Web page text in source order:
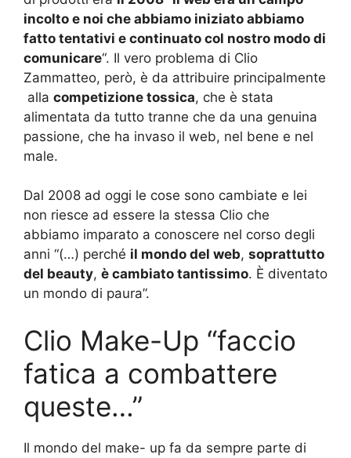
incolto e noi che abbiamo iniziato abbiamo
fatto tentativi e continuato col nostro modo di
comunicare“. Il vero problema di Clio
Zammatteo, però, è da attribuire principalmente
alla competizione tossica, che è stata
alimentata da tutto tranne che da una genuina
passione, che ha invaso il web, nel bene e nel
male.
Dal 2008 ad oggi le cose sono cambiate e lei
non riesce ad essere la stessa Clio che
abbiamo imparato a conoscere nel corso degli
anni “(…) perché il mondo del web, soprattutto
del beauty, è cambiato tantissimo. È diventato
un mondo di paura”.
Clio Make-Up “faccio
fatica a combattere
queste…”
Il mondo del make- up fa da sempre parte di